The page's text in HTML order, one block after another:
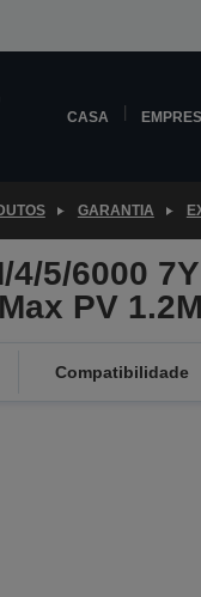
CASA
GARANTIA
4/5/6000
PV 1.2M
Compatibilidade